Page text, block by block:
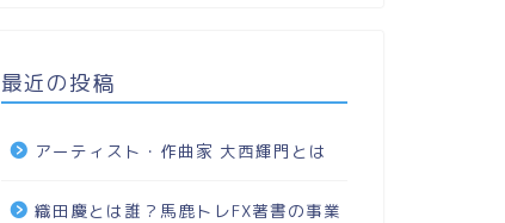
最近の投稿
アーティスト・作曲家 大西輝門とは
織田慶とは誰？馬鹿トレFX著書の事業